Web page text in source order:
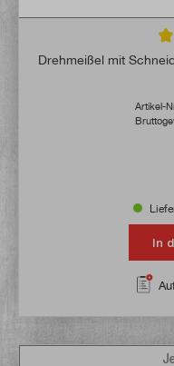
Drehmeißel mit
Artikel-
In